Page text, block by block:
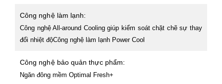
Công nghệ làm lạnh:
Công nghệ All-around Cooling giúp kiểm soát chặt chẽ sự thay
đổi nhiệt độCông nghệ làm lạnh Power Cool
Công nghệ bảo quản thực phẩm:
Ngăn đông mềm Optimal Fresh+